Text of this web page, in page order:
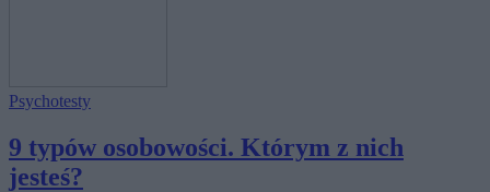
Psychotesty
9 typów osobowości. Którym z nich
jesteś?